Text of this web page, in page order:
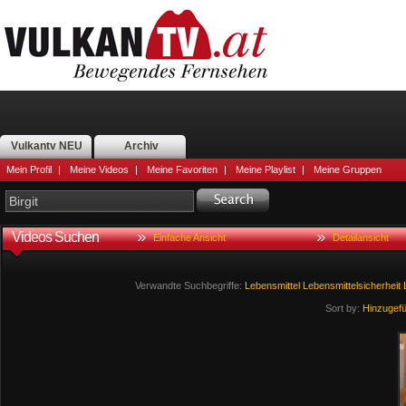
Vulkantv NEU Archiv
Mein Profil | Meine Videos | Meine Favoriten | Meine Playlist | Meine Gruppen
Videos Suchen Einfache Ansicht Detailansicht
Verwandte Suchbegriffe: Lebensmittel Lebensmittelsicherheit
Sort by: